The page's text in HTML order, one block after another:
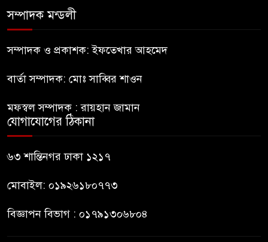
অভাব
বহিষ্কৃত জামাত নেতার কর্মীরা যোগ
সম্পাদক মন্ডলী
সম্পাদক ও প্রকাশক: ইফতেখার আহমেদ
বার্তা সম্পাদক: মোঃ সাব্বির শাওন
মফস্বল সম্পাদক : রায়হান জামান
যোগাযোগের ঠিকানা
৬৩ শান্তিনগর ঢাকা ১২১৭
মোবাইল: ০১৯২৬১৮০৭৭৩
বিজ্ঞাপন বিভাগ : ০১৭৯১৩০৬৮০৪